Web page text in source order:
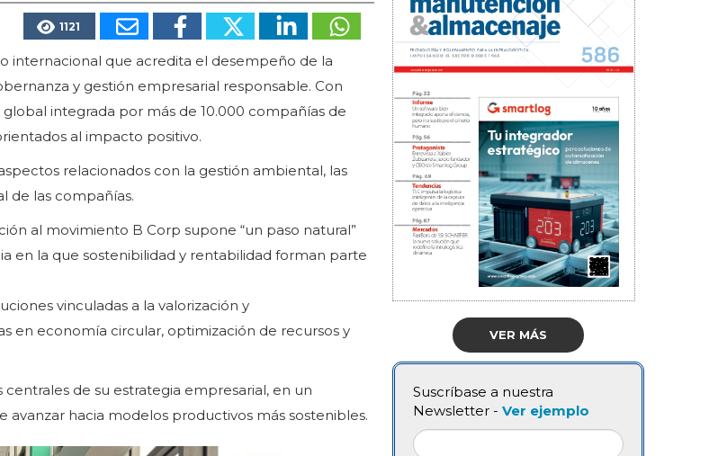
1121
internacional que acredita el desempeño de la
y gestión empresarial responsable. Con
integrada por más de 10.000 compañías de
al impacto positivo.
relacionados con la gestión ambiental, las
de las compañías.
al movimiento B Corp supone “un paso natural”
en la que sostenibilidad y rentabilidad forman parte
vinculadas a la valorización y
en economía circular, optimización de recursos y
de su estrategia empresarial, en un
hacia modelos productivos más sostenibles.
VER MÁS
Suscríbase a nuestra
Newsletter - Ver ejemplo